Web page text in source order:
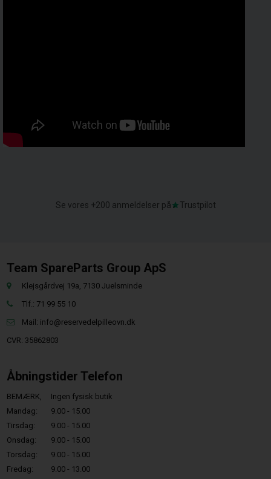
Se vores +200 anmeldelser på Trustpilot
Team SpareParts Group ApS
Klejsgårdvej 19a, 7130 Juelsminde
Tlf.: 71 99 55 10
Mail: info@reservedelpilleovn.dk
CVR: 35862803
Åbningstider Telefon
BEMÆRK,
Ingen fysisk butik
Mandag:
9.00 - 15.00
Tirsdag:
9.00 - 15.00
Onsdag:
9.00 - 15.00
Torsdag:
9.00 - 15.00
Fredag:
9.00 - 13.00